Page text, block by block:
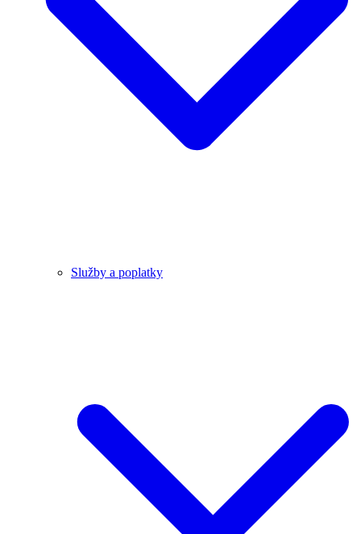
Služby a poplatky